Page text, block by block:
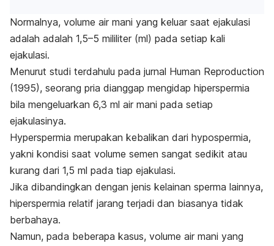
Normalnya, volume air mani yang keluar saat ejakulasi
adalah adalah 1,5–5 mililiter (ml) pada setiap kali
ejakulasi.
Menurut studi terdahulu pada jurnal Human Reproduction
(1995), seorang pria dianggap mengidap hiperspermia
bila mengeluarkan 6,3 ml air mani pada setiap
ejakulasinya.
Hyperspermia merupakan kebalikan dari hypospermia,
yakni kondisi saat volume semen sangat sedikit atau
kurang dari 1,5 ml pada tiap ejakulasi.
Jika dibandingkan dengan jenis kelainan sperma lainnya,
hiperspermia relatif jarang terjadi dan biasanya tidak
berbahaya.
Namun, pada beberapa kasus, volume air mani yang